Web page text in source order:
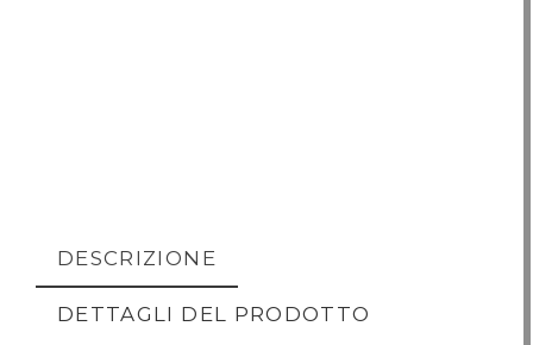
DESCRIZIONE
DETTAGLI DEL PRODOTTO